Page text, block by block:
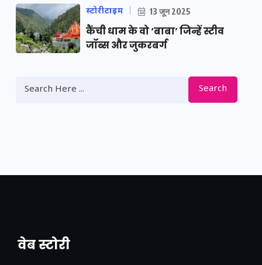
स्टोरीटाइम 13 जून 2025
कैंची धाम के वो ‘बाबा’ जिन्हें स्टीव
जॉब्स और जुकरबर्ग
Search
वेब स्टोरी
नया एक्सप्रेसवे: पूर्वांचल का लक, डेवलपमेंट का